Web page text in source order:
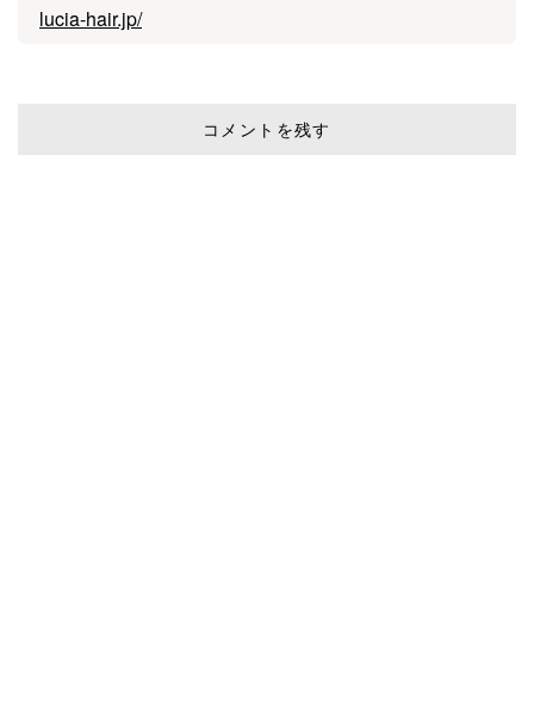
lucia-hair.jp/
コメントを残す